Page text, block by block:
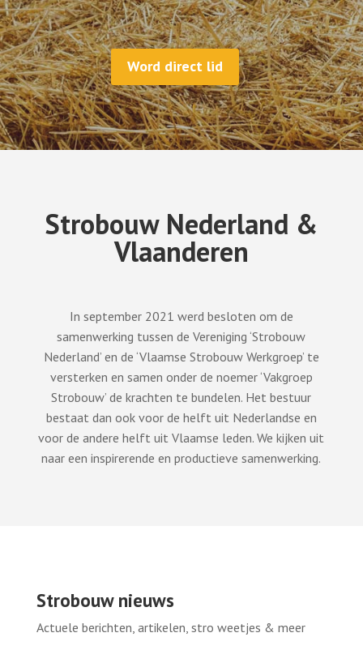
Word direct lid
Strobouw Nederland &
Vlaanderen
In september 2021 werd besloten om de
samenwerking tussen de Vereniging ‘Strobouw
Nederland’ en de ‘Vlaamse Strobouw Werkgroep’ te
versterken en samen onder de noemer ‘Vakgroep
Strobouw’ de krachten te bundelen. Het bestuur
bestaat dan ook voor de helft uit Nederlandse en
voor de andere helft uit Vlaamse leden. We kijken uit
naar een inspirerende en productieve samenwerking.
Strobouw nieuws
Actuele berichten, artikelen, stro weetjes & meer